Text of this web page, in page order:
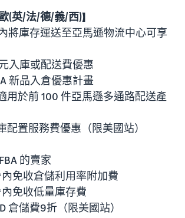
(英/法/德/義/西)】
將庫存運送至亞馬遜物流中心可享
入庫或配送費優惠
新品入倉優惠計畫
用於前 100 件亞馬遜多通路配送產
置服務費優惠（限美國站）
的賣家
免收倉儲利用率附加費
免收低量庫存費
倉儲費9折（限美國站）